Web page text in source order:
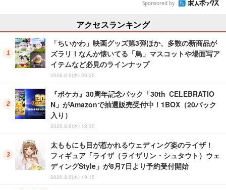
Sponsored by
アクセスランキング
「ちいかわ」映画グッズ第3弾ほか、多数の新商品が
ズラリ！なんか懐いてる「鳥」マスコットや場面写ア
イテムなど必見のラインナップ
2026.8.6(木) 20:25
『ポケカ』30周年記念パック「30th CELEBRATIO
N」がAmazonで抽選販売受付中！1BOX（20パック
入り）
2026.8.6(木) 12:30
太ももにも目が惹かれるウェディング姿のライザ！
フィギュア「ライザ（ライザリン・シュタウト）ウェ
ディングStyle」が8月7日より予約受付開始
2026.8.6(木) 19:15